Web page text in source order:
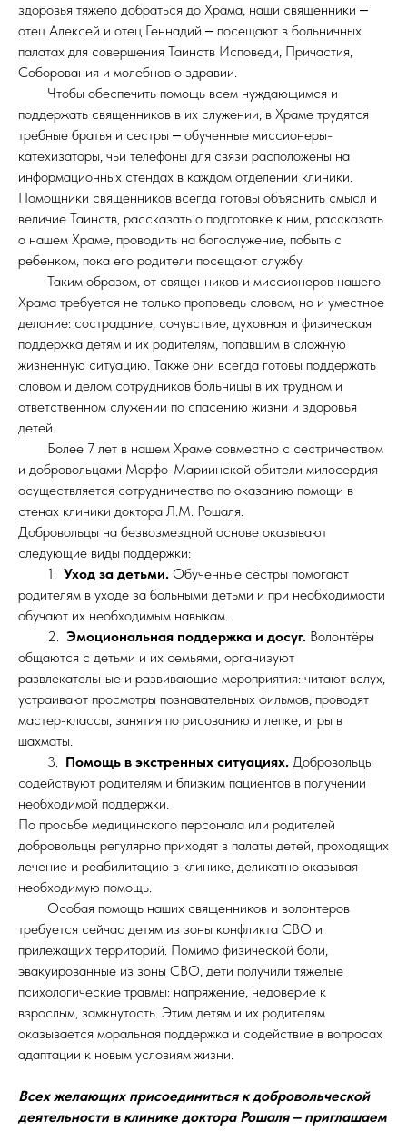
здоровья тяжело добраться до Храма, наши священники ‒
отец Алексей и отец Геннадий ‒ посещают в больничных
палатах для совершения Таинств Исповеди, Причастия,
Соборования и молебнов о здравии.
Чтобы обеспечить помощь всем нуждающимся и
поддержать священников в их служении, в Храме трудятся
требные братья и сестры ‒ обученные миссионеры-
катехизаторы, чьи телефоны для связи расположены на
информационных стендах в каждом отделении клиники.
Помощники священников всегда готовы объяснить смысл и
величие Таинств, рассказать о подготовке к ним, рассказать
о нашем Храме, проводить на богослужение, побыть с
ребенком, пока его родители посещают службу.
Таким образом, от священников и миссионеров нашего
Храма требуется не только проповедь словом, но и уместное
делание: сострадание, сочувствие, духовная и физическая
поддержка детям и их родителям, попавшим в сложную
жизненную ситуацию. Также они всегда готовы поддержать
словом и делом сотрудников больницы в их трудном и
ответственном служении по спасению жизни и здоровья
детей.
Более 7 лет в нашем Храме совместно с сестричеством
и добровольцами Марфо-Мариинской обители милосердия
осуществляется сотрудничество по оказанию помощи в
стенах клиники доктора Л.М. Рошаля.
Добровольцы на безвозмездной основе оказывают
следующие виды поддержки:
1. Уход за детьми. Обученные сёстры помогают
родителям в уходе за больными детьми и при необходимости
обучают их необходимым навыкам.
2. Эмоциональная поддержка и досуг. Волонтёры
общаются с детьми и их семьями, организуют
развлекательные и развивающие мероприятия: читают вслух,
устраивают просмотры познавательных фильмов, проводят
мастер-классы, занятия по рисованию и лепке, игры в
шахматы.
3. Помощь в экстренных ситуациях. Добровольцы
содействуют родителям и близким пациентов в получении
необходимой поддержки.
По просьбе медицинского персонала или родителей
добровольцы регулярно приходят в палаты детей, проходящих
лечение и реабилитацию в клинике, деликатно оказывая
необходимую помощь.
Особая помощь наших священников и волонтеров
требуется сейчас детям из зоны конфликта СВО и
прилежащих территорий. Помимо физической боли,
эвакуированные из зоны СВО, дети получили тяжелые
психологические травмы: напряжение, недоверие к
взрослым, замкнутость. Этим детям и их родителям
оказывается моральная поддержка и содействие в вопросах
адаптации к новым условиям жизни.
Всех желающих присоединиться к добровольческой
деятельности в клинике доктора Рошаля ‒ приглашаем